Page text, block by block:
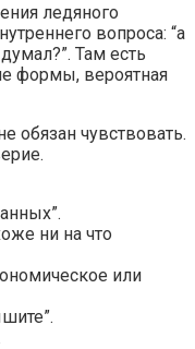
ледяного
вопроса: “а
Там есть
формы, вероятная
обязан чувствовать.
ни на что
или